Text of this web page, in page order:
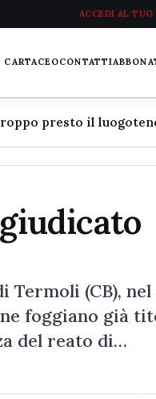
ACCEDI AL TUO
CARTACEOCONTATTI
Termoli (CB),
foggiano già
del reato di…